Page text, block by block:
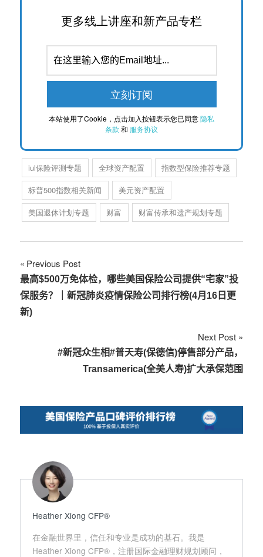
更多线上讲座和新产品专栏
本站使用了Cookie，点击加入按钮表示您已同意隐私
条款 和 服务协议
iul保险评测专题 全球资产配置
指数型保险推荐专题
标普500指数相关新闻
美元资产配置
美国退休计划专题
财富 财富传承和遗产规划专题
文
章
导
Previous Post
最高$500万免体检，哪些美国保险公司提供“宅家”投
保服务？｜新冠肺炎疫情保险公司排行榜(4月16日更
新)
Next Post
#新冠众生相#普天寿(保德信)停售部分产品，
Transamerica(全美人寿)扩大承保范围
Heather Xiong CFP®️
在金融世界里，信任和专业是成功的基石。我是
Heather Xiong CFP®，注册国际金融理财规划顾问，